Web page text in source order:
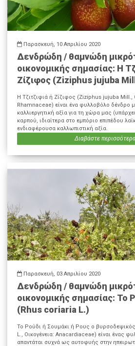
Παρασκευή, 10 Απριλίου 2020
Δενδρώδη / θαμνώδη
οικονομικής σημασίας: Η
Ζίζιφος (Ziziphus jujuba
Η Τζιτζιφιά ή Ζίζιφος (Ziziphus jujuba Mill.,
Rhamnaceae) είναι ένα φυλλοβόλο δένδρο
καλλιεργητική αξία για τη χώρα μας
καρπού, ιδιαίτερα στο εμπόριο επιπέδου
ενδιαφέρουσα καλλωπιστική αξία.
Διαβάστε
Παρασκευή, 03 Απριλίου 2020
Δενδρώδη / θαμνώδη
οικονομικής σημασίας: Το
(Rhus coriaria L.)
Το Ρούδι ή Σουμάκι ή Ρους ο
L., Οικογένεια: Anacardiaceae) είναι ένας
απαντάται συχνά ως αυτοφυής στην